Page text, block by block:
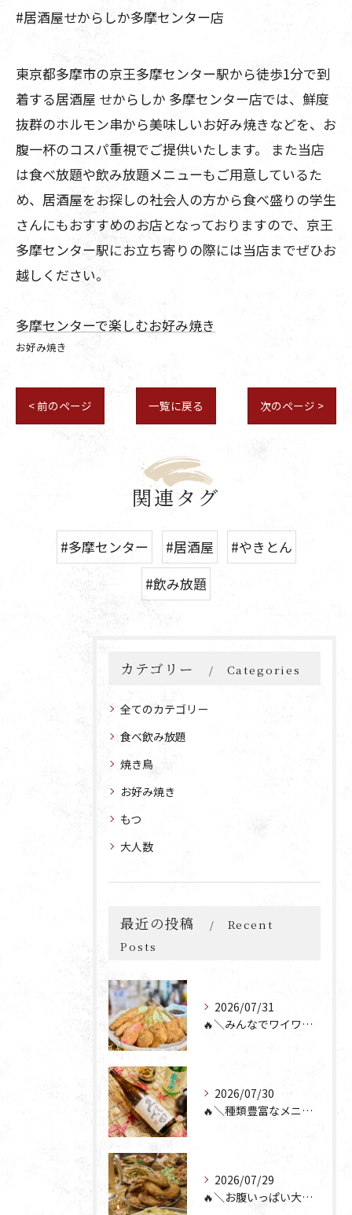
#居酒屋せからしか多摩センター店
東京都多摩市の京王多摩センター駅から徒歩1分で到
着する居酒屋 せからしか 多摩センター店では、鮮度
抜群のホルモン串から美味しいお好み焼きなどを、お
腹一杯のコスパ重視でご提供いたします。 また当店
は食べ放題や飲み放題メニューもご用意しているた
め、居酒屋をお探しの社会人の方から食べ盛りの学生
さんにもおすすめのお店となっておりますので、京王
多摩センター駅にお立ち寄りの際には当店までぜひお
越しください。
多摩センターで楽しむお好み焼き
お好み焼き
< 前のページ 一覧に戻る 次のページ >
関連タグ
#多摩センター #居酒屋
#やきとん
#飲み放題
カテゴリー Categories
全てのカテゴリー
食べ飲み放題
焼き鳥
お好み焼き
もつ
大人数
最近の投稿
Recent
Posts
2026/07/31
🔥＼みんなでワイワイ楽しもう🎉／🔥
2026/07/30
🔥＼種類豊富なメニュー！／🔥
2026/07/29
🔥＼お腹いっぱい大満足💯／🔥